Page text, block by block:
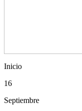
Inicio
16
Septiembre